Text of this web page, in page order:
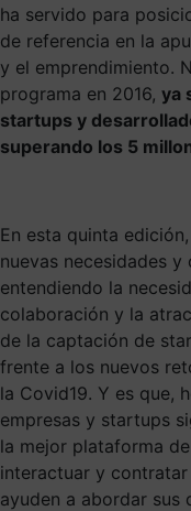
ha servido para
de referencia en la
y el emprendimiento.
programa en 2016, ya
startups y
superando los 5
En esta quinta
nuevas necesidades
entendiendo la
colaboración y la
de la captación de
frente a los nuevos
la Covid19. Y es que,
empresas y startups
la mejor plataforma
interactuar y
ayuden a abordar